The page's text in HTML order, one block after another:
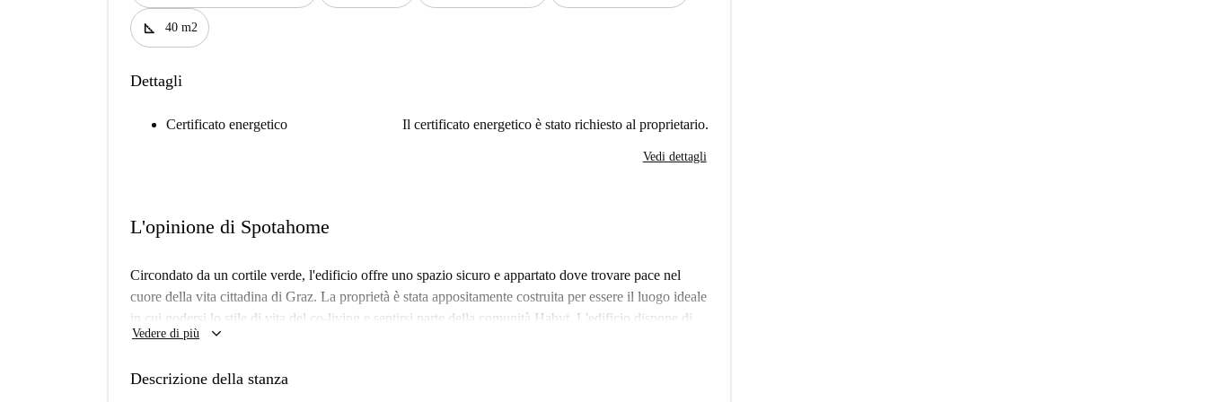
square_foot 40 m2
Dettagli
Certificato energetico Il certificato energetico è stato richiesto al proprietario.
Vedi dettagli
L'opinione di Spotahome
Circondato da un cortile verde, l'edificio offre uno spazio sicuro e appartato dove trovare pace nel
cuore della vita cittadina di Graz. La proprietà è stata appositamente costruita per essere il luogo ideale
in cui godersi lo stile di vita del co-living e sentirsi parte della comunità Habyt. L'edificio dispone di
quattro spazi comuni. Alcuni dispongono di cucina, altri includono aree lounge con divani, poltrone,
o semplicemente rilassarvi nei nostri spazi dal design accattivante. In linea con i nostri sforzi per la
Vedere di più keyboard_arrow_down
Descrizione della stanza